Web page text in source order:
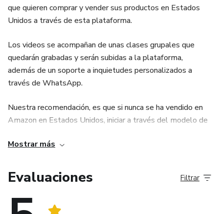
que quieren comprar y vender sus productos en Estados
Unidos a través de esta plataforma.
Los videos se acompañan de unas clases grupales que
quedarán grabadas y serán subidas a la plataforma,
además de un soporte a inquietudes personalizados a
través de WhatsApp.
Nuestra recomendación, es que si nunca se ha vendido en
Amazon en Estados Unidos, iniciar a través del modelo de
Marca privada (Private Label)
Mostrar más
Evaluaciones Filtrar